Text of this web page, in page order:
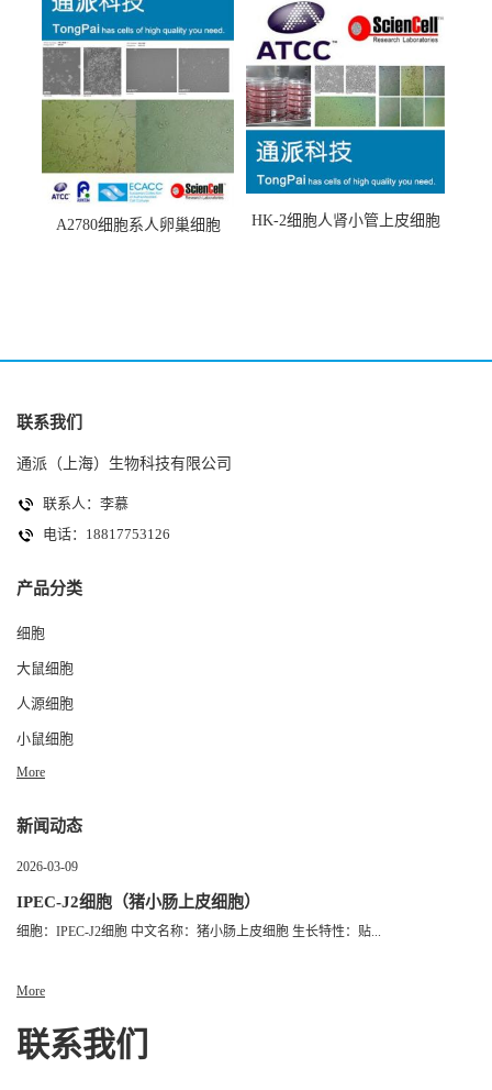
A2780细胞系人卵巢细胞
HK-2细胞人肾小管上皮细胞
联系我们
通派（上海）生物科技有限公司
联系人：李慕
电话：18817753126
产品分类
细胞
大鼠细胞
人源细胞
小鼠细胞
More
新闻动态
2026-03-09
IPEC-J2细胞（猪小肠上皮细胞）
细胞：IPEC-J2细胞 中文名称：猪小肠上皮细胞 生长特性：贴...
More
联系我们